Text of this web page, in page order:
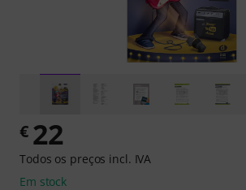
€ 22
Todos os preços incl. IVA
Em stock